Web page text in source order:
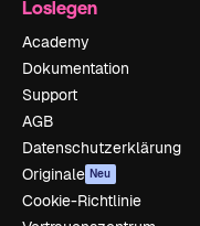
Loslegen
Academy
Dokumentation
Support
AGB
Datenschutzerklärung
Originale Neu
Cookie-Richtlinie